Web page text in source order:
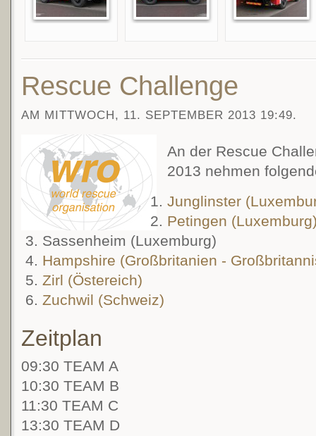
Rescue Challenge
AM MITTWOCH, 11. SEPTEMBER 2013 19:49.
An der Rescue
2013 nehmen
Junglinster
Petingen
Sassenheim (Luxemburg)
Hampshire (Großbritanien -
Zirl (Östereich)
Zuchwil (Schweiz)
Zeitplan
09:30 TEAM A
10:30 TEAM B
11:30 TEAM C
13:30 TEAM D